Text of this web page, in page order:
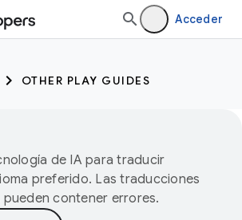
Acceder
OTHER PLAY GUIDES
de IA para traducir
preferido. Las traducciones
pueden contener errores.